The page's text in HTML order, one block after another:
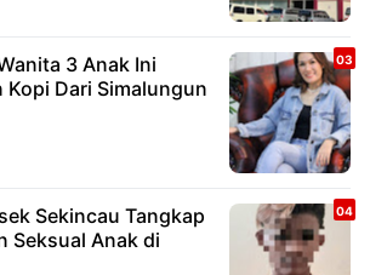
3 Anak Ini
Kopi Dari Simalungun
Sekincau Tangkap
Seksual Anak di